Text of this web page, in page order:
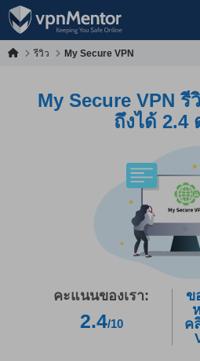
รีวิว My Secure VPN
My Secure VPN รี
ถึงได้ 2.4
คะแนนของเรา:
2.4/10
ข
ค